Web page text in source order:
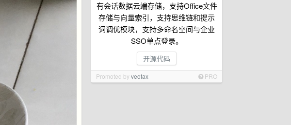
有会话数据云端存储，支持Office文件
存储与向量索引，支持思维链和提示
词调优模块，支持多命名空间与企业
SSO单点登录。
开源代码
Promoted byveotax PRO